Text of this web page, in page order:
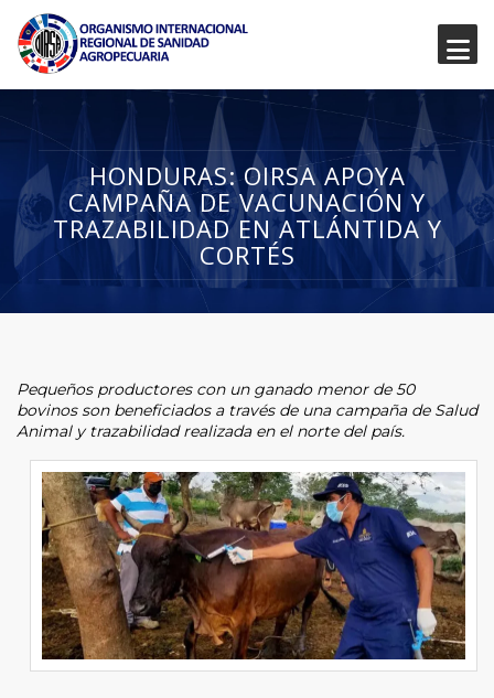
HONDURAS: OIRSA APOYA
CAMPAÑA DE VACUNACIÓN Y
TRAZABILIDAD EN ATLÁNTIDA Y
CORTÉS
Pequeños productores con un ganado menor de 50
bovinos son beneficiados a través de una campaña de Salud
Animal y trazabilidad realizada en el norte del país.